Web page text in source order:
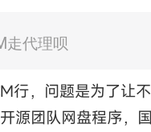
走代理呗
行，问题是为了让
源团队网盘程序，